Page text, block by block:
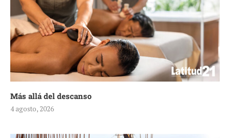
Más allá del descanso
4 agosto, 2026